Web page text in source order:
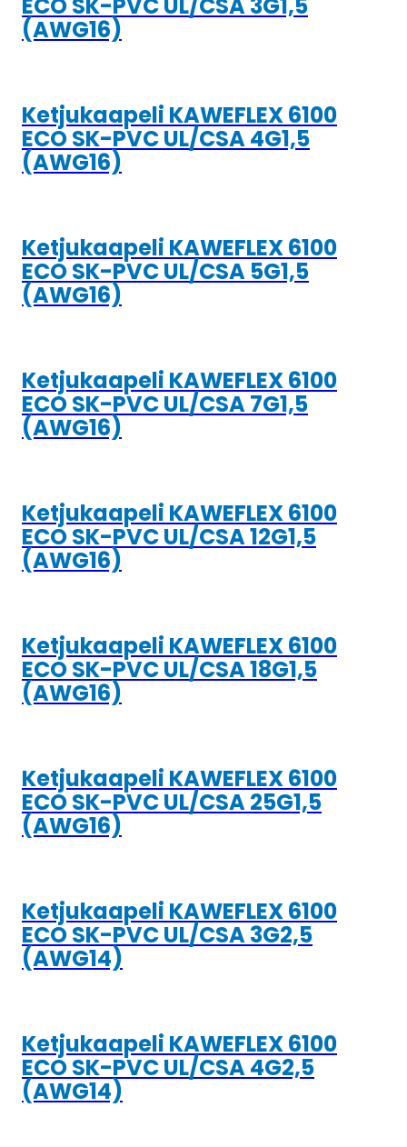
ECO SK-PVC UL/CSA 3G1,5
(AWG16)
Ketjukaapeli KAWEFLEX 6100
ECO SK-PVC UL/CSA 4G1,5
(AWG16)
Ketjukaapeli KAWEFLEX 6100
ECO SK-PVC UL/CSA 5G1,5
(AWG16)
Ketjukaapeli KAWEFLEX 6100
ECO SK-PVC UL/CSA 7G1,5
(AWG16)
Ketjukaapeli KAWEFLEX 6100
ECO SK-PVC UL/CSA 12G1,5
(AWG16)
Ketjukaapeli KAWEFLEX 6100
ECO SK-PVC UL/CSA 18G1,5
(AWG16)
Ketjukaapeli KAWEFLEX 6100
ECO SK-PVC UL/CSA 25G1,5
(AWG16)
Ketjukaapeli KAWEFLEX 6100
ECO SK-PVC UL/CSA 3G2,5
(AWG14)
Ketjukaapeli KAWEFLEX 6100
ECO SK-PVC UL/CSA 4G2,5
(AWG14)